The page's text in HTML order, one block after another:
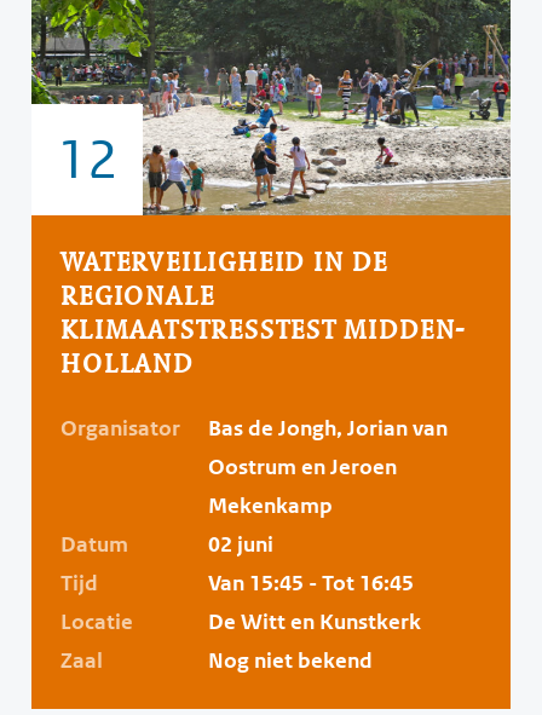
12
WATERVEILIGHEID IN DE
REGIONALE
KLIMAATSTRESSTEST MIDDEN-
HOLLAND
Organisator
Bas de Jongh, Jorian van
Oostrum en Jeroen
Mekenkamp
Datum
02 juni
Tijd
Van 15:45 - Tot 16:45
Locatie
De Witt en Kunstkerk
Zaal
Nog niet bekend